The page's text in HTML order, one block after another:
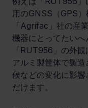
用のGNSS（GPS
「Agrifac」社の産
機器にとってたいへ
「RUT956」の外
アルミ製筐体で製
候などの変化に影
だけます。